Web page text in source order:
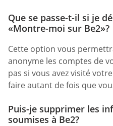
Que se passe-t-il si je
«Montre-moi sur Be2»?
Cette option vous
anonyme les comptes de
pas si vous avez visité
faire autant de fois que
Puis-je supprimer les
soumises à Be2?